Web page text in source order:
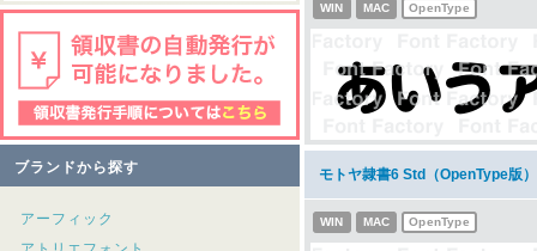
ブランドから探す
アーフィック
WIN MAC OpenType
モトヤ隷書6 Std（OpenType版
WIN MAC OpenType